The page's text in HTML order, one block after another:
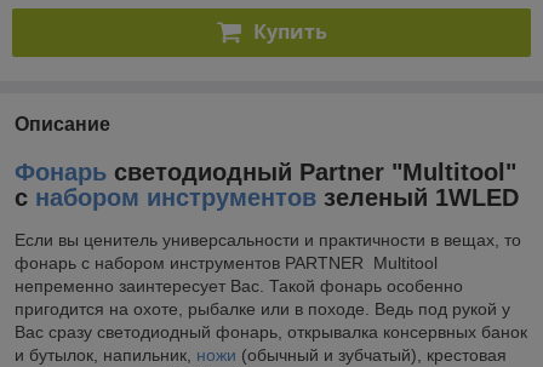
Купить
Описание
Фонарь светодиодный Partner "Multitool"
с набором инструментов зеленый 1WLED
Если вы ценитель универсальности и практичности в вещах, то
фонарь с набором инструментов PARTNER Multitool
непременно заинтересует Вас. Такой фонарь особенно
пригодится на охоте, рыбалке или в походе. Ведь под рукой у
Вас сразу светодиодный фонарь, открывалка консервных банок
и бутылок, напильник, ножи (обычный и зубчатый), крестовая